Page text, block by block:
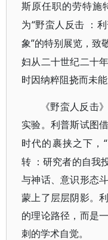
斯原任职的劳特施
为“野蛮人反击
：
象”的特别展览，致
妇从二十世纪二十
时因纳粹阻挠而未
《野蛮人反击
实验。利普斯试图
时代的裹挟之下，
转
：研究者的自我
与神话、意识形态
蒙上了层层阴影。
的理论路径，而是
刺的学术自觉。